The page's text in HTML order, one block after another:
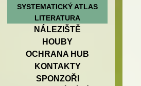
SYSTEMATICKÝ ATLAS
LITERATURA
NÁLEZIŠTĚ
HOUBY
OCHRANA HUB
KONTAKTY
SPONZOŘI